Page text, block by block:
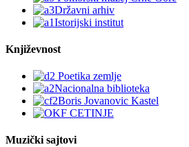
Književnost
Muzički sajtovi